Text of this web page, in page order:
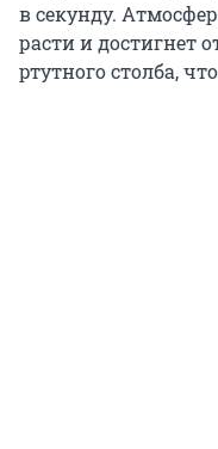
в секунду.
расти и достигнет
ртутного столба,